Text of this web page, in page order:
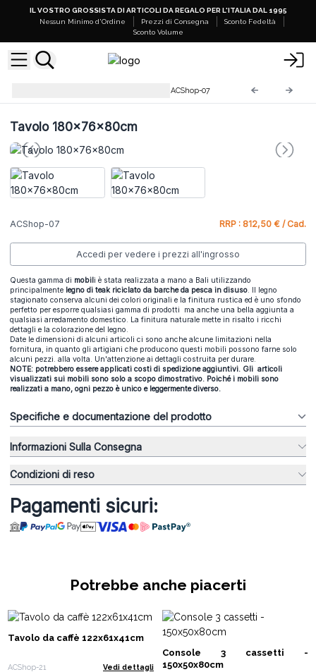
IL VOSTRO GROSSISTA DI ARTICOLI DA REGALO PER L'ITALIA DAL 1995
Nessun Minimo d'Ordine
Prezzi di Consegna
Sconto Fedeltà
Sconto Volume
ACShop-07
Tavolo 180x76x80cm
ACShop-07 RRP : 812,50 € / Cad.
Accedi per vedere i prezzi all'ingrosso
Questa gamma di mobili è stata realizzata a mano a Bali utilizzando
principalmente legno di teak riciclato da barche da pesca in disuso . Il legno
stagionato conserva alcuni dei colori originali e la finitura rustica ed è uno sfondo
perfetto per esporre qualsiasi gamma di prodotti ma anche una bella aggiunta a
qualsiasi arredamento domestico. La finitura naturale mette in risalto i ricchi
dettagli e la colorazione del legno.
Date le dimensioni di alcuni articoli ci sono anche alcune limitazioni nella
fornitura, in quanto gli artigiani che producono questi mobili possono farne solo
alcuni pezzi. alla volta. Un'attenzione ai dettagli costruita per durare.
NOTE: potrebbero essere applicati costi di spedizione aggiuntivi. Gli articoli
visualizzati sui mobili sono solo a scopo dimostrativo. Poiché i mobili sono
realizzati a mano, ogni pezzo è unico e leggermente diverso.
Specifiche e documentazione del prodotto
Informazioni Sulla Consegna
Condizioni di reso
Pagamenti sicuri:
Potrebbe anche piacerti
Tavolo da caffè 122x61x41cm
ACShop-21 Vedi dettagli
Console 3 cassetti -
150x50x80cm